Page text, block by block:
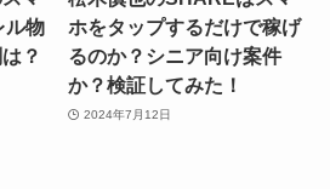
ル物
？
ホをタップするだけで稼げ
るのか？シニア向け案件
か？検証してみた！
2024年7月12日